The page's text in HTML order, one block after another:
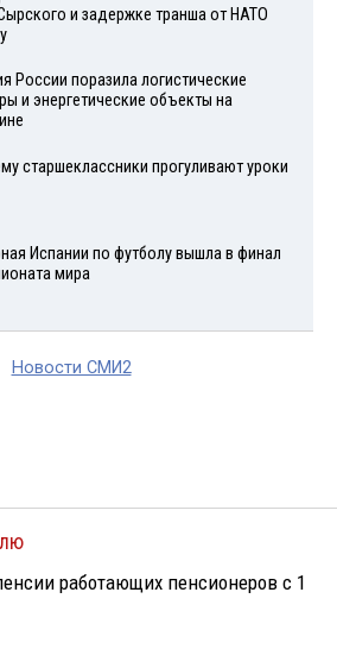
и задержке транша от НАТО
России поразила логистические
и энергетические объекты на
старшеклассники прогуливают уроки
Испании по футболу вышла в финал
мира
Новости СМИ2
работающих пенсионеров с 1